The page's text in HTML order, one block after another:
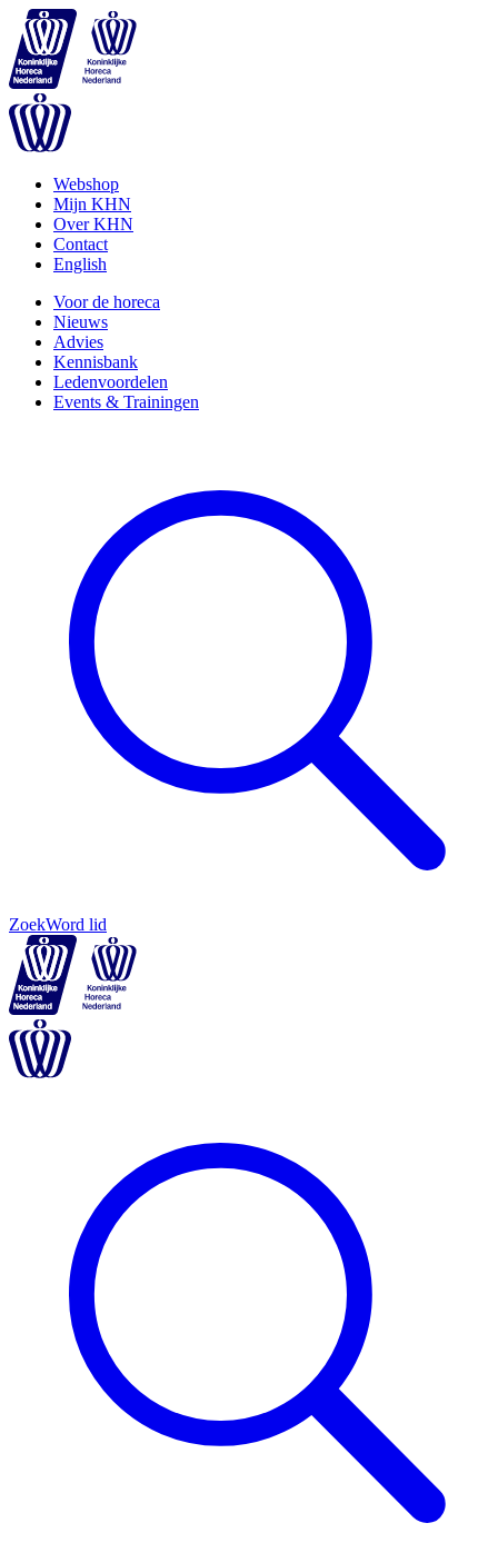
Webshop
Mijn KHN
Over KHN
Contact
English
Voor de horeca
Nieuws
Advies
Kennisbank
Ledenvoordelen
Events & Trainingen
ZoekWord lid